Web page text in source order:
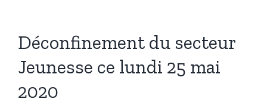
avec
jeunes.
Déconfinement du secteur
Jeunesse ce lundi 25 mai
2020